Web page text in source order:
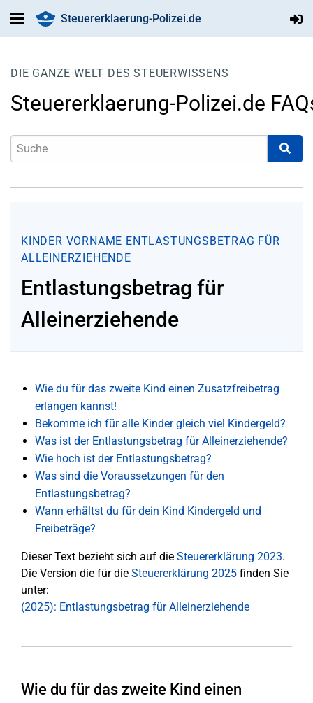
Steuererklaerung-Polizei.de
DIE GANZE WELT DES STEUERWISSENS
Steuererklaerung-Polizei.de
KINDER VORNAME ENTLASTUNGSBETRAG FÜR
ALLEINERZIEHENDE
Entlastungsbetrag für
Alleinerziehende
Wie du für das zweite Kind einen Zusatzfreibetrag
erlangen kannst!
Bekomme ich für alle Kinder gleich viel Kindergeld?
Was ist der Entlastungsbetrag für Alleinerziehende?
Wie hoch ist der Entlastungsbetrag?
Was sind die Voraussetzungen für den
Entlastungsbetrag?
Wann erhältst du für dein Kind Kindergeld und
Freibeträge?
Dieser Text bezieht sich auf die Steuererklärung 2023.
Die Version die für die Steuererklärung 2025 finden Sie
unter:
(2025): Entlastungsbetrag für Alleinerziehende
Wie du für das zweite Kind einen